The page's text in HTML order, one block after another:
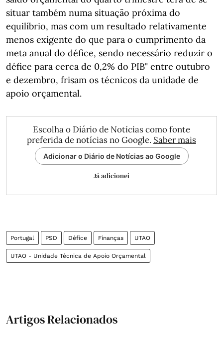
situar também numa situação próxima do
equilíbrio, mas com um resultado relativamente
menos exigente do que para o cumprimento da
meta anual do défice, sendo necessário reduzir o
défice para cerca de 0,2% do PIB" entre outubro
e dezembro, frisam os técnicos da unidade de
apoio orçamental.
Escolha o Diário de Notícias como fonte
preferida de notícias no Google. Saber mais
Adicionar o Diário de Notícias ao Google
Já adicionei
Portugal PSD Défice Finanças UTAO
UTAO - Unidade Técnica de Apoio Orçamental
Artigos Relacionados